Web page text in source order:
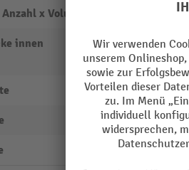
x Volumen
innen
Trapezblech
verzinkt
2100 mm
2300 mm
1140 mm